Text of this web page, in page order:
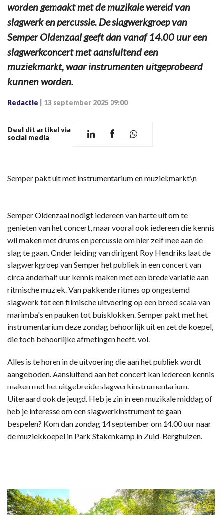
worden gemaakt met de muzikale wereld van
slagwerk en percussie. De slagwerkgroep van
Semper Oldenzaal geeft dan vanaf 14.00 uur een
slagwerkconcert met aansluitend een
muziekmarkt, waar instrumenten uitgeprobeerd
kunnen worden.
Redactie 13 september 2025 09:00
Deel dit artikel via
social media
Semper pakt uit met instrumentarium en muziekmarkt\n
Semper Oldenzaal nodigt iedereen van harte uit om te
genieten van het concert, maar vooral ook iedereen die kennis
wil maken met drums en percussie om hier zelf mee aan de
slag te gaan. Onder leiding van dirigent Roy Hendriks laat de
slagwerkgroep van Semper het publiek in een concert van
circa anderhalf uur kennis maken met een brede variatie aan
ritmische muziek. Van pakkende ritmes op ongestemd
slagwerk tot een filmische uitvoering op een breed scala van
marimba's en pauken tot buisklokken. Semper pakt met het
instrumentarium deze zondag behoorlijk uit en zet de koepel,
die toch behoorlijke afmetingen heeft, vol.
Alles is te horen in de uitvoering die aan het publiek wordt
aangeboden. Aansluitend aan het concert kan iedereen kennis
maken met het uitgebreide slagwerkinstrumentarium.
Uiteraard ook de jeugd. Heb je zin in een muzikale middag of
heb je interesse om een slagwerkinstrument te gaan
bespelen? Kom dan zondag 14 september om 14.00 uur naar
de muziekkoepel in Park Stakenkamp in Zuid-Berghuizen.